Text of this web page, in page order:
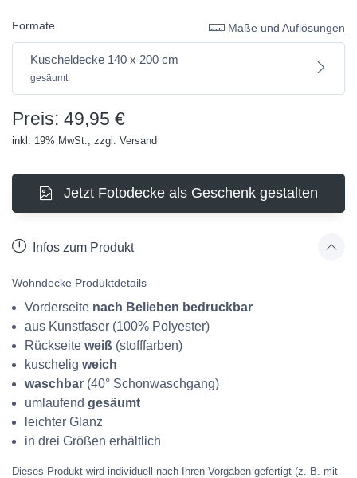
Formate Maße und Auflösungen
Kuscheldecke 140 x 200 cm
gesäumt
Preis: 49,95 €
inkl. 19% MwSt., zzgl. Versand
Jetzt Fotodecke als Geschenk gestalten
Infos zum Produkt
Wohndecke Produktdetails
Vorderseite nach Belieben bedruckbar
aus Kunstfaser (100% Polyester)
Rückseite weiß (stofffarben)
kuschelig weich
waschbar (40° Schonwaschgang)
umlaufend gesäumt
leichter Glanz
in drei Größen erhältlich
Dieses Produkt wird individuell nach Ihren Vorgaben gefertigt (z. B. mit